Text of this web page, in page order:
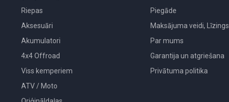
Riepas
Aksesuāri
Akumulatori
4x4 Offroad
Viss kemperiem
ATV / Moto
Piegāde
Maksājuma veidi, Līzings
Par mums
Garantija un atgriešana
Privātuma politika